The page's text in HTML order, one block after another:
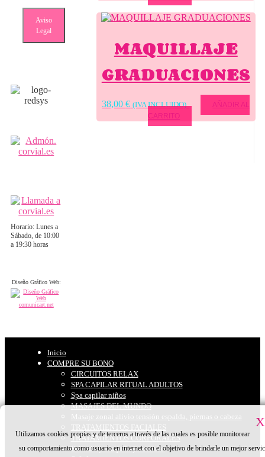
X
Utilizamos cookies propias y de terceros a través de las cuales es posible monitorear
su comportamiento como usuario en internet con el objetivo de brindarle un mejor
MAQUILLAJE
GRADUACIONES
38,00€ (IVA INCLUIDO)
AÑADIR AL
CARRITO
Aviso
Legal
Horario: Lunes a
Sábado, de 10:00
a 19:30 horas
Diseño Gráfico Web:
Inicio
COMPRE SU BONO
CIRCUITOS RELAX
SPA CAPILAR RITUAL ADULTOS
Spa capilar niños
MASAJES DEL MUNDO
Masaje zonal alivio tensión espalda, piernas o cabeza
TRATAMIENTOS FACIALES
TRATAMIENTOS CORPORALES
Peinado y maquillaje eventos